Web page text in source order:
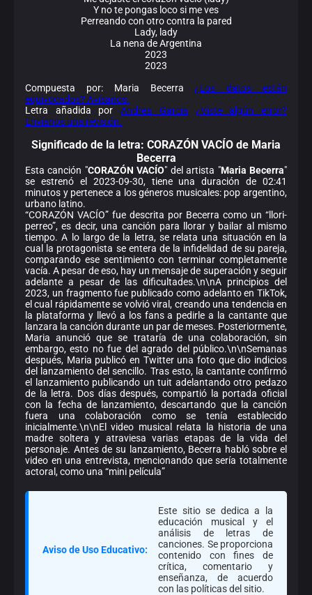
Y no te pongas loco si me ves
Perreando con otro contra la pared
Lady, lady
La nena de Argentina
2023
2023
Compuesta por: Maria Becerra¿Los datos están
equivocados? Avísanos.
Letra añadida porAndrea Garcia
¿Viste algún error?
Envíanos una revisión.
Significado de la letra: CORAZÓN VACÍO de Maria
Becerra
Esta canción "CORAZÓN VACÍO" del artista "Maria Becerra"
se estrenó el 2023-09-30, tiene una duración de 02:41
minutos y pertenece a los géneros musicales: pop argentino,
urbano latino.
“CORAZÓN VACÍO” fue descrita por Becerra como un “llori-
perreo”, es decir, una canción para llorar y bailar al mismo
tiempo. A lo largo de la letra, se relata una situación en la
cual la protagonista se entera de la infidelidad de su pareja,
comparando ese sentimiento con terminar completamente
vacía. A pesar de eso, hay un mensaje de superación y seguir
adelante a pesar de las dificultades.\n\nA principios del
2023, un fragmento fue publicado como adelanto en TikTok,
el cual rápidamente se volvió viral, creando una tendencia en
la plataforma y llevó a los fans a pedirle a la cantante que
lanzara la canción durante un par de meses. Posteriormente,
Maria anunció que se trataría de una colaboración, sin
embargo, esto no fue del agrado del público.\n\nSemanas
después, Maria publicó en Twitter una foto que dio indicios
del lanzamiento del sencillo. Tras esto, la cantante confirmó
el lanzamiento publicando un tuit adelantando otro pedazo
de la letra. Dos días después, compartió la portada oficial
con la fecha de lanzamiento, descartando que la canción
fuera una colaboración como se tenía establecido
inicialmente.\n\nEl video musical relata la historia de una
madre soltera y atraviesa varias etapas de la vida del
personaje. Antes de su lanzamiento, Becerra habló sobre el
video en una entrevista, mencionando que sería totalmente
actoral, como una “mini película”
Aviso de Uso Educativo:
Este sitio se dedica a la
educación musical y el
análisis de letras de
canciones. Se proporciona
contenido con fines de
crítica, comentario y
enseñanza, de acuerdo
con las políticas del sitio.